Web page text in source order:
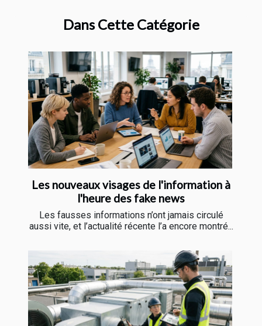
Dans Cette Catégorie
Les nouveaux visages de l'information à
l'heure des fake news
Les fausses informations n’ont jamais circulé
aussi vite, et l’actualité récente l’a encore montré...